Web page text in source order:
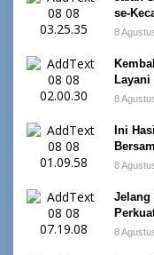
se-
8
8
Ini
8
Jelang
8